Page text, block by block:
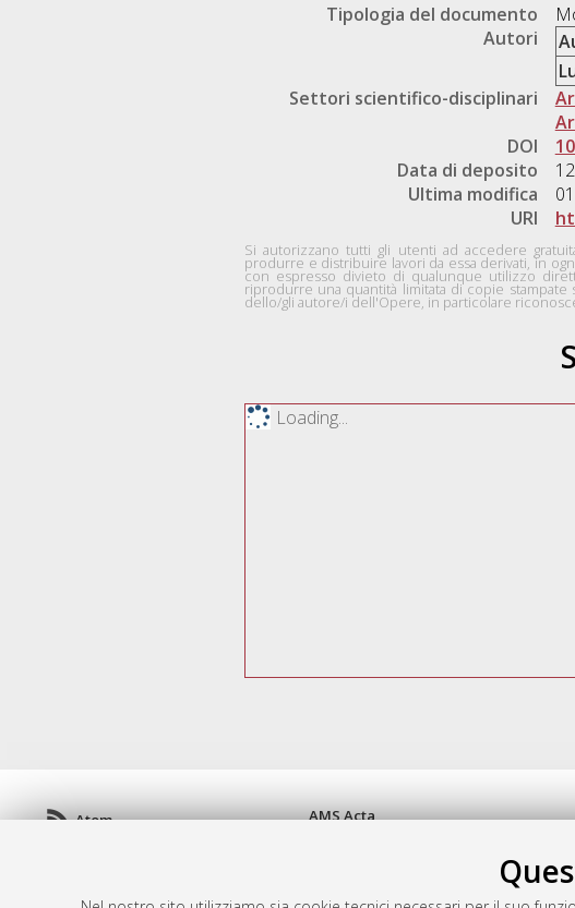
Tipologia del documento
Autori
Settori scientifico-disciplinari
DOI
Data di deposito
Ultima modifica
URI
Si autorizzano tutti gli utenti ad accedere
produrre e distribuire lavori da essa derivati, in
con espresso divieto di qualunque utilizzo
riprodurre una quantità limitata di copie
dello/gli autore/i dell'Opere, in particolare
Loading...
Atom
AMS Acta
doi.org/10.17616/
Servizio implementato e gestito da